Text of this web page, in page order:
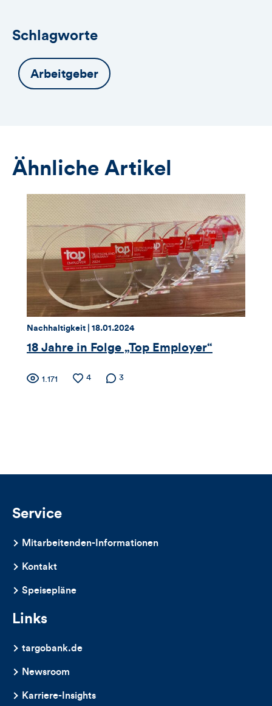
Schlagworte
Arbeitgeber
Ähnliche Artikel
Thema:
Nachhaltigkeit | Datum:
18.01.2024
18 Jahre in Folge „Top Employer“
Zähler
Kommentare
dieses
Artikels
Anzahl
1.171
Anzahl
4
Anzahl der
3
Service
Mitarbeitenden-Informationen
Kontakt
Speisepläne
Links
targobank.de
Newsroom
Karriere-Insights